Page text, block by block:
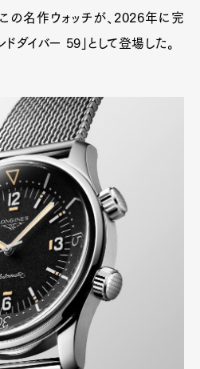
の名作ウォッチが、2026年に完
ダイバー 59」として登場した。